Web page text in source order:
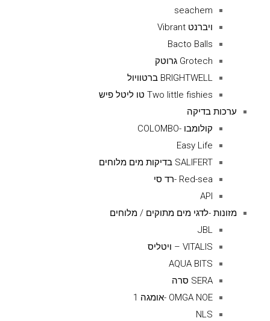
seachem
ויברנט Vibrant
Bacto Balls
Grotech גרוטק
BRIGHTWELL ברטוויול
Two little fishies טו ליטל פיש
ערכות בדיקה
קולומבו -COLOMBO
Easy Life
SALIFERT בדיקות מים מלוחים
Red-sea -רד סי
API
מזונות -לדגי מים מתוקים / מלוחים
JBL
VITALIS – ויטליס
AQUA BITS
SERA סרה
OMGA NOE -אומגה 1
NLS